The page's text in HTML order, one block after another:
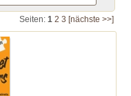
Seiten: 1 2 3 [nächste >>]